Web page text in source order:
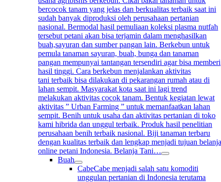
bercocok tanam yang jelas dan berkualitas terbaik saat ini
sudah banyak diproduksi oleh perusahaan pertanian
nasional. Bermodal hasil pemuliaan koleksi plasma nutfah
tersebut petani akan bisa terjamin dalam menghasilkan
buah,sayuran dan sumber pangan lain. Berkebun untuk
pemula tanaman sayuran, buah, bunga dan tanaman
pangan mempunyai tantangan tersendiri agar bisa memberi
hasil tinggi. Cara berkebun menjalankan aktivitas
tani terbaik bisa dilakukan di pekarangan rumah atau di
lahan sempit. Masyarakat kota saat ini lagi trend
melakukan aktivitas cocok tanam. Bentuk kegiatan lewat
aktivitas ” Urban Farming ” untuk memanfaatkan lahan
sempit. Benih untuk usaha dan aktivitas pertanian di toko
kami hibrida dan unggul terbaik. Produk hasil penelitian
perusahaan benih terbaik nasional. Biji tanaman terbaru
dengan kualitas terbaik dan lengkap menjadi tujuan
online petani Indonesia. Belanja Tani…
Buah
CabeCabe menjadi salah satu komoditi
unggulan pertanian di Indonesia terutama